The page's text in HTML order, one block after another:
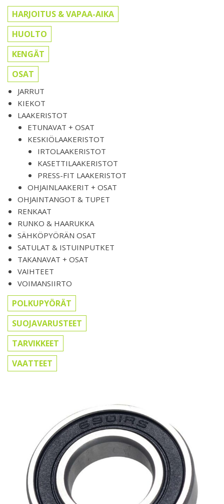
HARJOITUS & VAPAA-AIKA
HUOLTO
KENGÄT
OSAT
JARRUT
KIEKOT
LAAKERISTOT
ETUNAVAT + OSAT
KESKIÖLAAKERISTOT
IRTOLAAKERISTOT
KASETTILAAKERISTOT
PRESS-FIT LAAKERISTOT
OHJAINLAAKERIT + OSAT
OHJAINTANGOT & TUPET
RENKAAT
RUNKO & HAARUKKA
SÄHKÖPYÖRÄN OSAT
SATULAT & ISTUINPUTKET
TAKANAVAT + OSAT
VAIHTEET
VOIMANSIIRTO
POLKUPYÖRÄT
SUOJAVARUSTEET
TARVIKKEET
VAATTEET